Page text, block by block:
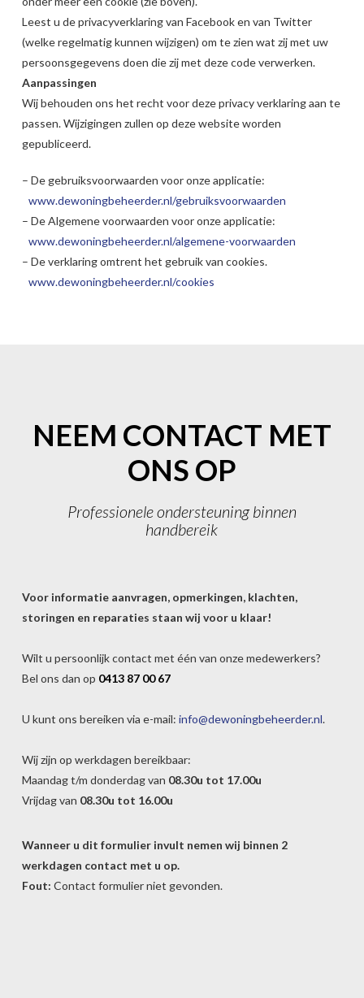
Leest u de privacyverklaring van Facebook en van Twitter
(welke regelmatig kunnen wijzigen) om te zien wat zij met uw
persoonsgegevens doen die zij met deze code verwerken.
Aanpassingen
Wij behouden ons het recht voor deze privacy verklaring aan te
passen. Wijzigingen zullen op deze website worden
gepubliceerd.
– De gebruiksvoorwaarden voor onze applicatie:
www.dewoningbeheerder.nl/gebruiksvoorwaarden
– De Algemene voorwaarden voor onze applicatie:
www.dewoningbeheerder.nl/algemene-voorwaarden
– De verklaring omtrent het gebruik van cookies.
www.dewoningbeheerder.nl/cookies
NEEM CONTACT MET
ONS OP
Professionele ondersteuning binnen
handbereik
Voor informatie aanvragen, opmerkingen, klachten,
storingen en reparaties staan wij voor u klaar!
Wilt u persoonlijk contact met één van onze medewerkers?
Bel ons dan op 0413 87 00 67
U kunt ons bereiken via e-mail: info@dewoningbeheerder.nl.
Wij zijn op werkdagen bereikbaar:
Maandag t/m donderdag van 08.30u tot 17.00u
Vrijdag van 08.30u tot 16.00u
Wanneer u dit formulier invult nemen wij binnen 2
werkdagen contact met u op.
Fout: Contact formulier niet gevonden.